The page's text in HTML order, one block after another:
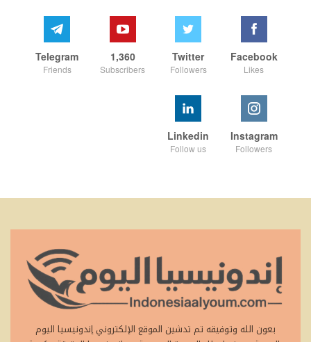
Facebook
Likes
Twitter
Followers
1,360
Subscribers
Telegram
Friends
Instagram
Followers
Linkedin
Follow us
بعون الله وتوفيقه تم تدشين الموقع الإلكتروني إندونيسيا اليوم